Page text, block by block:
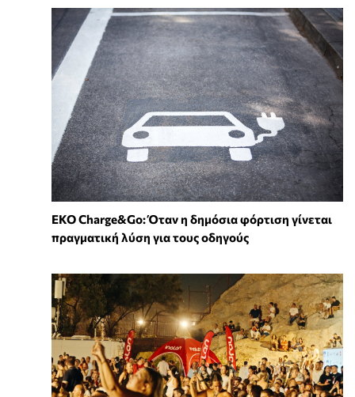
EKO Charge&Go: Όταν η δημόσια φόρτιση γίνεται
πραγματική λύση για τους οδηγούς